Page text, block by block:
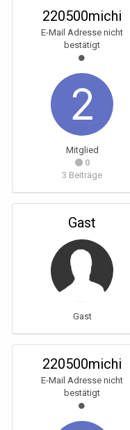
220500michi
E-Mail Adresse nicht
bestätigt
Mitglied
0
3 Beiträge
Gast
Gast
220500michi
E-Mail Adresse nicht
bestätigt